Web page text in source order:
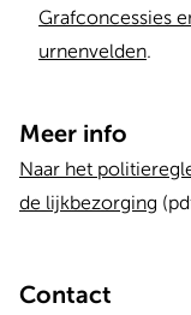
Grafconcessies
urnenvelden.
Meer info
Naar het
de lijkbezorging
Contact